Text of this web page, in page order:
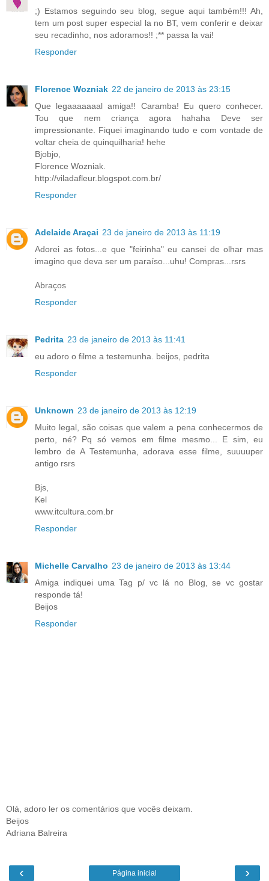
;) Estamos seguindo seu blog, segue aqui também!!! Ah,
tem um post super especial la no BT, vem conferir e deixar
seu recadinho, nos adoramos!! ;** passa la vai!
Responder
Florence Wozniak 22 de janeiro de 2013 às 23:15
Que legaaaaaaal amiga!! Caramba! Eu quero conhecer.
Tou que nem criança agora hahaha Deve ser
impressionante. Fiquei imaginando tudo e com vontade de
voltar cheia de quinquilharia! hehe
Bjobjo,
Florence Wozniak.
http://viladafleur.blogspot.com.br/
Responder
Adelaide Araçai 23 de janeiro de 2013 às 11:19
Adorei as fotos...e que "feirinha" eu cansei de olhar mas
imagino que deva ser um paraíso...uhu! Compras...rsrs
Abraços
Responder
Pedrita 23 de janeiro de 2013 às 11:41
eu adoro o filme a testemunha. beijos, pedrita
Responder
Unknown 23 de janeiro de 2013 às 12:19
Muito legal, são coisas que valem a pena conhecermos de
perto, né? Pq só vemos em filme mesmo... E sim, eu
lembro de A Testemunha, adorava esse filme, suuuuper
antigo rsrs
Bjs,
Kel
www.itcultura.com.br
Responder
Michelle Carvalho 23 de janeiro de 2013 às 13:44
Amiga indiquei uma Tag p/ vc lá no Blog, se vc gostar
responde tá!
Beijos
Responder
Olá, adoro ler os comentários que vocês deixam.
Beijos
Adriana Balreira
‹ ›
Página inicial